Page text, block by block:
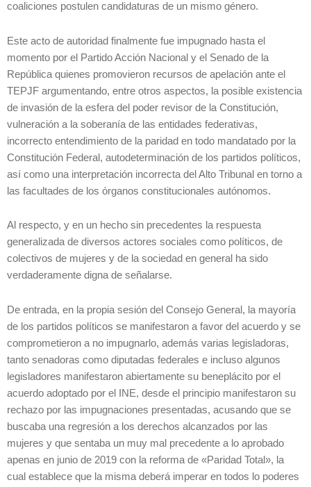
coaliciones postulen candidaturas de un mismo género.
Este acto de autoridad finalmente fue impugnado hasta el
momento por el Partido Acción Nacional y el Senado de la
República quienes promovieron recursos de apelación ante el
TEPJF argumentando, entre otros aspectos, la posible existencia
de invasión de la esfera del poder revisor de la Constitución,
vulneración a la soberanía de las entidades federativas,
incorrecto entendimiento de la paridad en todo mandatado por la
Constitución Federal, autodeterminación de los partidos políticos,
así como una interpretación incorrecta del Alto Tribunal en torno a
las facultades de los órganos constitucionales autónomos.
Al respecto, y en un hecho sin precedentes la respuesta
generalizada de diversos actores sociales como políticos, de
colectivos de mujeres y de la sociedad en general ha sido
verdaderamente digna de señalarse.
De entrada, en la propia sesión del Consejo General, la mayoría
de los partidos políticos se manifestaron a favor del acuerdo y se
comprometieron a no impugnarlo, además varias legisladoras,
tanto senadoras como diputadas federales e incluso algunos
legisladores manifestaron abiertamente su beneplácito por el
acuerdo adoptado por el INE, desde el principio manifestaron su
rechazo por las impugnaciones presentadas, acusando que se
buscaba una regresión a los derechos alcanzados por las
mujeres y que sentaba un muy mal precedente a lo aprobado
apenas en junio de 2019 con la reforma de «Paridad Total», la
cual establece que la misma deberá imperar en todos lo poderes